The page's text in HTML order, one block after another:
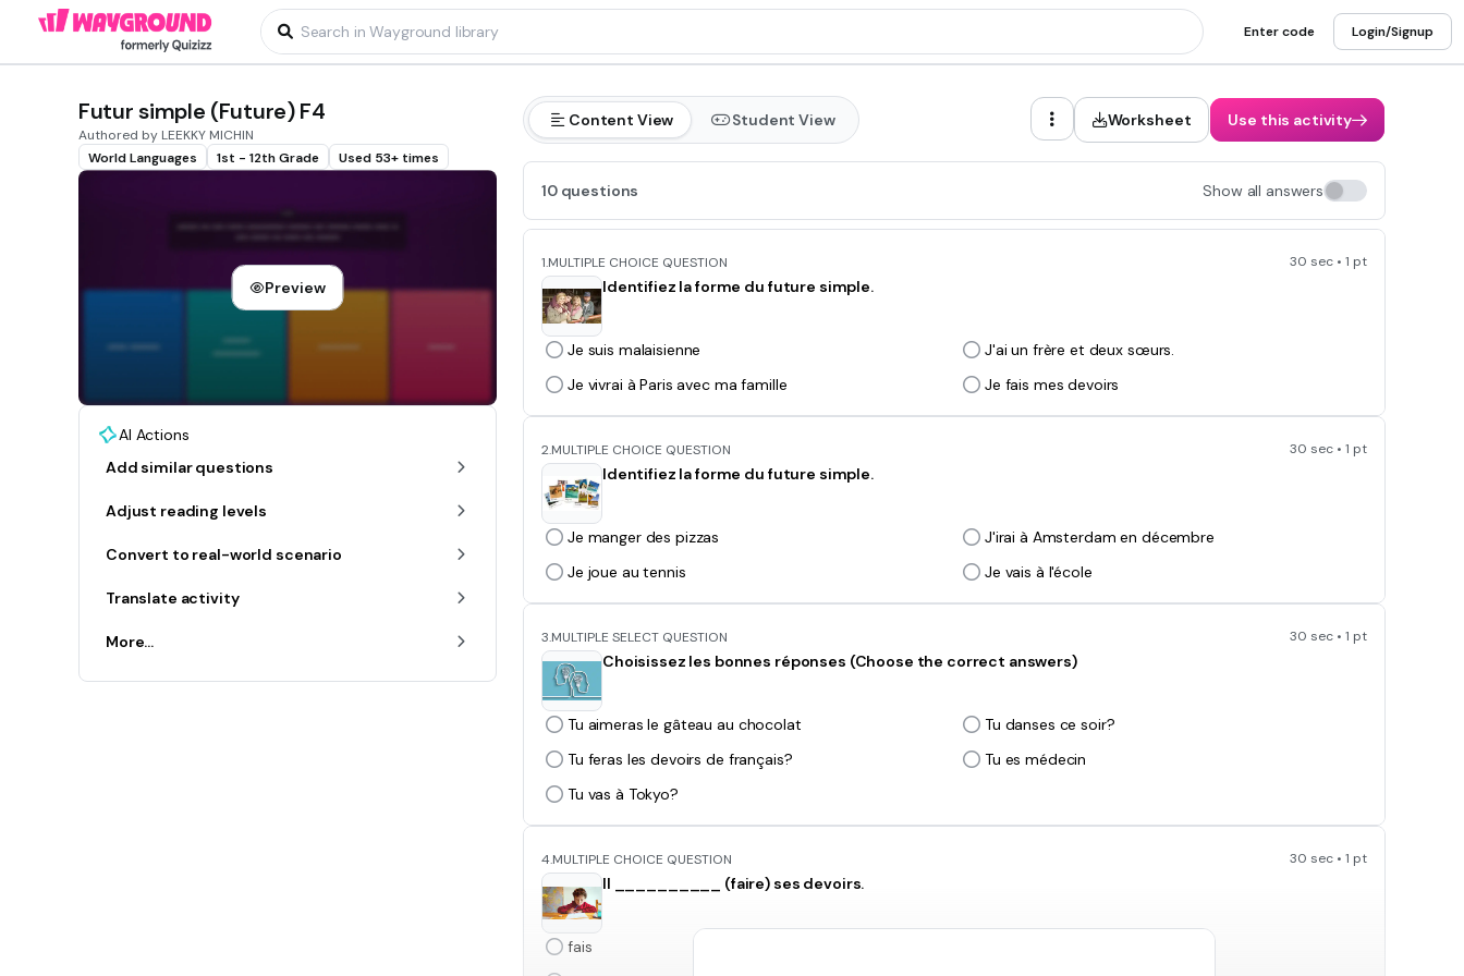
Enter code Login/Signup
Futur simple (Future) F4
Authored by LEEKKY MICHIN
World Languages
1st - 12th Grade Used 53+ times
Preview
AI Actions
Add similar questions
Adjust reading levels
Convert to real-world scenario
Translate activity
More...
Content View Student View Worksheet Use this activity
10 questions Show all answers
1.MULTIPLE CHOICE QUESTION 30 sec • 1 pt
Identifiez la forme du future simple.
Je suis malaisienne
J'ai un frère et deux sœurs.
Je vivrai à Paris avec ma famille
Je fais mes devoirs
2.MULTIPLE CHOICE QUESTION 30 sec • 1 pt
Identifiez la forme du future simple.
Je manger des pizzas
J'irai à Amsterdam en décembre
Je joue au tennis
Je vais à l'école
3.MULTIPLE SELECT QUESTION 30 sec • 1 pt
Choisissez les bonnes réponses (Choose the correct answers)
Tu aimeras le gâteau au chocolat
Tu danses ce soir?
Tu feras les devoirs de français?
Tu es médecin
Tu vas à Tokyo?
4.MULTIPLE CHOICE QUESTION 30 sec • 1 pt
Il __________ (faire) ses devoirs.
fais